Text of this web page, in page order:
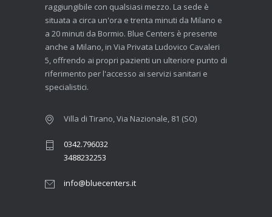
raggiungibile con qualsiasi mezzo. La sede è
situata a circa un'ora e trenta minuti da Milano e
a 20 minuti da Bormio. Blue Centers è presente
anche a Milano, in Via Privata Ludovico Cavaleri
5, offrendo ai propri pazienti un ulteriore punto di
riferimento per l'accesso ai servizi sanitari e
specialistici.
Villa di Tirano, Via Nazionale, 81 (SO)
0342.796032
3488232253
info@bluecenters.it